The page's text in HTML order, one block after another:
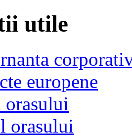
utile
europene
orasului